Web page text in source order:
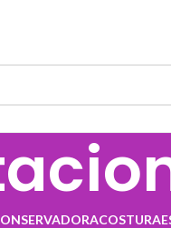
COSTURA